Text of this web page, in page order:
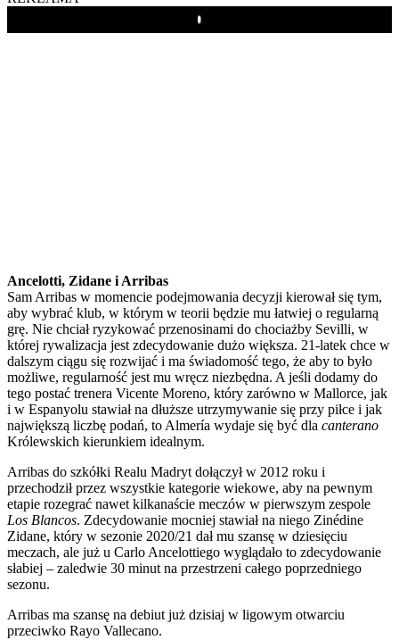
Play
Ancelotti, Zidane i Arribas
Sam Arribas w momencie podejmowania decyzji kierował się tym,
aby wybrać klub, w którym w teorii będzie mu łatwiej o regularną
grę. Nie chciał ryzykować przenosinami do chociażby Sevilli, w
której rywalizacja jest zdecydowanie dużo większa. 21-latek chce w
dalszym ciągu się rozwijać i ma świadomość tego, że aby to było
możliwe, regularność jest mu wręcz niezbędna. A jeśli dodamy do
tego postać trenera Vicente Moreno, który zarówno w Mallorce, jak
i w Espanyolu stawiał na dłuższe utrzymywanie się przy piłce i jak
największą liczbę podań, to Almería wydaje się być dla canterano
Królewskich kierunkiem idealnym.
Arribas do szkółki Realu Madryt dołączył w 2012 roku i
przechodził przez wszystkie kategorie wiekowe, aby na pewnym
etapie rozegrać nawet kilkanaście meczów w pierwszym zespole
Los Blancos. Zdecydowanie mocniej stawiał na niego Zinédine
Zidane, który w sezonie 2020/21 dał mu szansę w dziesięciu
meczach, ale już u Carlo Ancelottiego wyglądało to zdecydowanie
słabiej – zaledwie 30 minut na przestrzeni całego poprzedniego
sezonu.
Arribas ma szansę na debiut już dzisiaj w ligowym otwarciu
przeciwko Rayo Vallecano.